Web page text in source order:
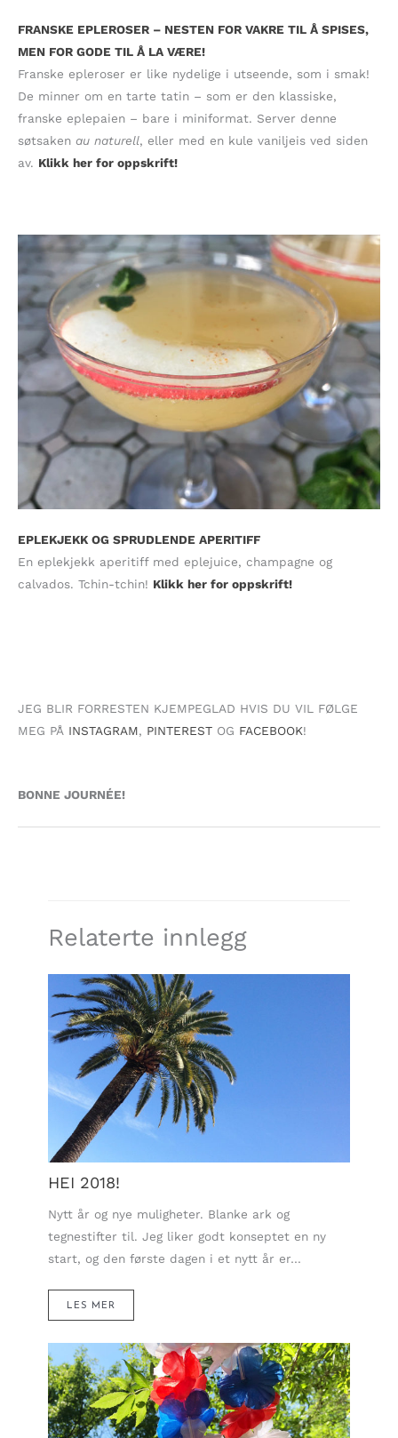
FRANSKE EPLEROSER – NESTEN FOR VAKRE TIL Å SPISES,
MEN FOR GODE TIL Å LA VÆRE!
Franske epleroser er like nydelige i utseende, som i smak!
De minner om en tarte tatin – som er den klassiske,
franske eplepaien – bare i miniformat. Server denne
søtsaken au naturell, eller med en kule vaniljeis ved siden
av. Klikk her for oppskrift!
EPLEKJEKK OG SPRUDLENDE APERITIFF
En eplekjekk aperitiff med eplejuice, champagne og
calvados. Tchin-tchin! Klikk her for oppskrift!
JEG BLIR FORRESTEN KJEMPEGLAD HVIS DU VIL FØLGE
MEG PÅ INSTAGRAM, PINTEREST OG FACEBOOK!
BONNE JOURNÉE!
Relaterte innlegg
HEI 2018!
Nytt år og nye muligheter. Blanke ark og
tegnestifter til. Jeg liker godt konseptet en ny
start, og den første dagen i et nytt år er…
LES MER